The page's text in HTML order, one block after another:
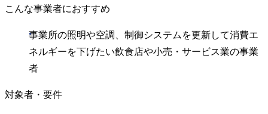
こんな事業者におすすめ
事業所の照明や空調、制御システムを更新して消費エ
ネルギーを下げたい飲食店や小売・サービス業の事業
者
対象者・要件